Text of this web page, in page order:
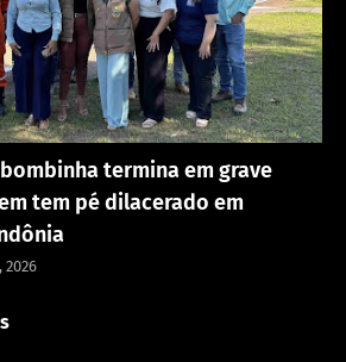
termina em grave
tem pé dilacerado em
2026